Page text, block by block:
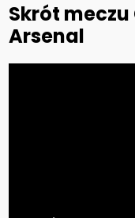
Skrót
Arsenal